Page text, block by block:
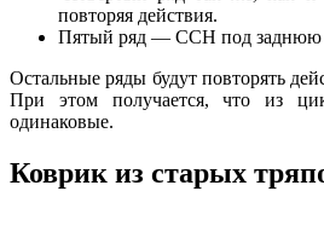
повторяя действия.
Пятый ряд — ССН под заднюю
Остальные ряды будут повторять
При этом получается, что из
одинаковые.
Коврик из старых